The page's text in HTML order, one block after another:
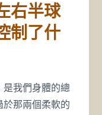
右半球
制了什
是我們身體的總
那兩個柔軟的